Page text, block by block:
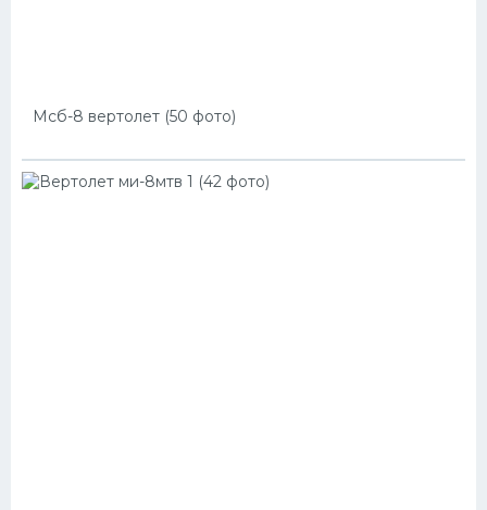
Мсб-8 вертолет (50 фото)